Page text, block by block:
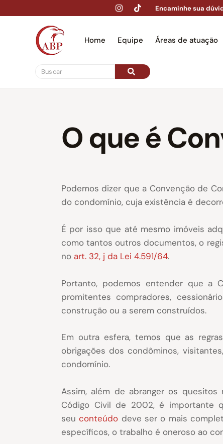
Encaminhe sua
Home Equipe Áreas de atuação
O que é
Podemos dizer que a Convenção de
do condomínio, cuja existência é
É por isso que até mesmo imóveis
como tantos outros documentos, o
no art. 32, j da Lei 4.591/64.
Portanto, podemos entender que a
promitentes compradores,
construção ou a serem construídos.
Em outra esfera, temos que as
obrigações dos condôminos,
condomínio.
Assim, além de abranger os
Código Civil de 2002, é importante
seuconteúdo deve ser o mais
específicos, o trabalho é oneroso ao